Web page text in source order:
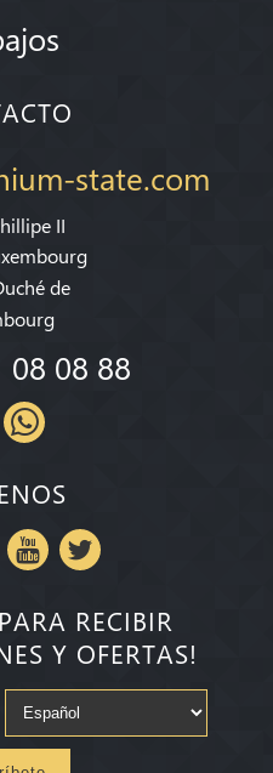
state.com
II
de
08 08 88
RECIBIR
Y OFERTAS!